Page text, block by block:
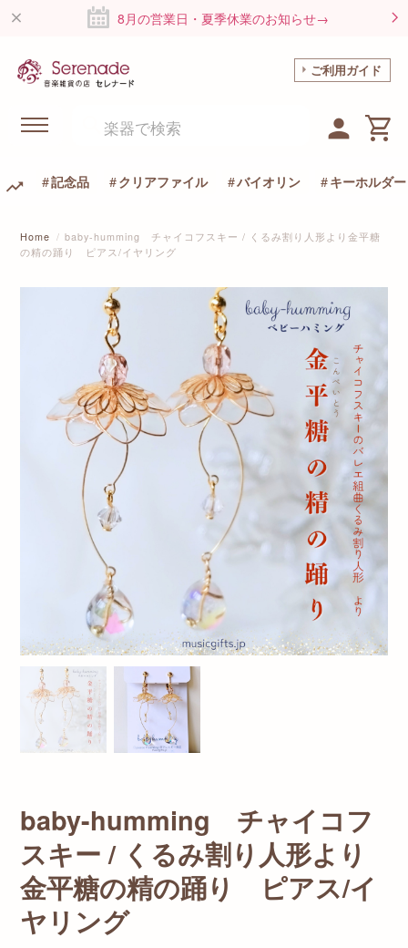
8月の営業日・夏季休業のお知らせ→
ご利用ガイド
記念品 クリアファイル バイオリン キーホルダー
Home
baby-humming チャイコフスキー / くるみ割り人形より金平糖
の精の踊り ピアス/イヤリング
baby-humming チャイコフ
スキー / くるみ割り人形より
金平糖の精の踊り ピアス/イ
ヤリング